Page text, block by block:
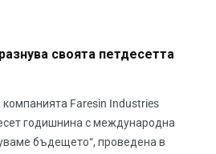
своята петдесетта
Faresin Industries
годишнина с международна
бъдещето“, проведена в